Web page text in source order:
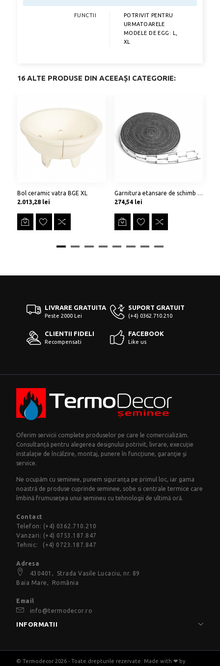
FUNCTII
POTRIVIT PENTRU
URMATOARELE
MODELE DE EGG: L,
XL
16 ALTE PRODUSE DIN ACEEAȘI CATEGORIE:
Bol ceramic vatra BGE XL
Preț
2.013,28 lei
Garnitura etansare de schimb BGE L, XL
Preț
274,54 lei
LIVRARE GRATUITA
Peste 2000 Lei
SUPORT GRATUIT
(+4) 0362.710.210
CLIENTII FIDELI
Recompensati
FACEBOOK
Like us
Oferim servicii complete produselor pe care le comercializăm.
Consultanță pentru alegerea designului potrivit, livrare, execuție
instalație de încălzire, montaj, punere în funcțiune, garanţie şi
service.
Ne ocupăm cu seminee, punem siguranța pe primul loc, iar gama
noastră de produse cuprinde seminee, sobe si centrale termice care
îmbină frumuseţea unui semineu cu tehnologii de ultimă oră.
Contact
Telefon: (+4) 0362.710.210
Vanzari: (+4) 0753.187.847
Tehnic:
(+4) 0723.187.847
Adresa
430401, Strada Vasile Lucaciu, nr. 89
Baia Mare, România
Email
info@termodecor.ro
INFORMATII
© Termodecor 2026 - Toate drepturile rezervate. Made with ❤ by